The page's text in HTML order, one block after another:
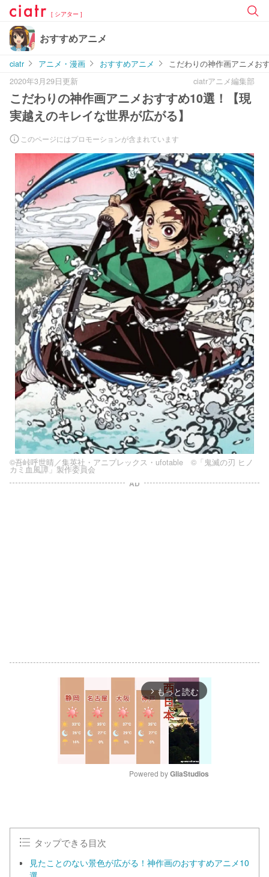
[ シアター ]
おすすめアニメ
ciatr アニメ・漫画 おすすめアニメ
こだわりの神作画アニメお
2020年3月29日更新
ciatrアニメ編集部
こだわりの神作画アニメおすすめ10選！【現
実越えのキレイな世界が広がる】
このページにはプロモーションが含まれています
©吾峠呼世晴／集英社・アニプレックス・ufotable ©「鬼滅の刃 ヒノ
カミ血風譚」製作委員会
AD
arrow_forward_ios もっと読む
Powered by GliaStudios
タップできる目次
見たことのない景色が広がる！神作画のおすすめアニメ10